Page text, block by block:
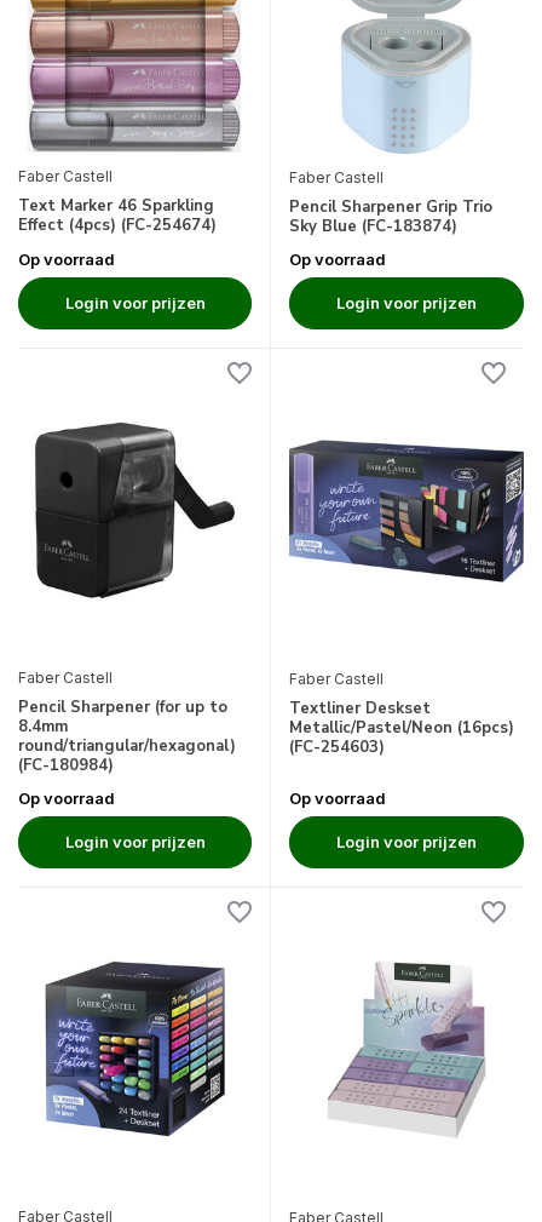
Faber Castell
Text Marker 46 Sparkling
Effect (4pcs) (FC-254674)
Op voorraad
Login voor prijzen
Faber Castell
Pencil Sharpener Grip Trio
Sky Blue (FC-183874)
Op voorraad
Login voor prijzen
Faber Castell
Pencil Sharpener (for up to
8.4mm
round/triangular/hexagonal)
(FC-180984)
Op voorraad
Login voor prijzen
Faber Castell
Textliner Deskset
Metallic/Pastel/Neon (16pcs)
(FC-254603)
Op voorraad
Login voor prijzen
Faber Castell Faber Castell